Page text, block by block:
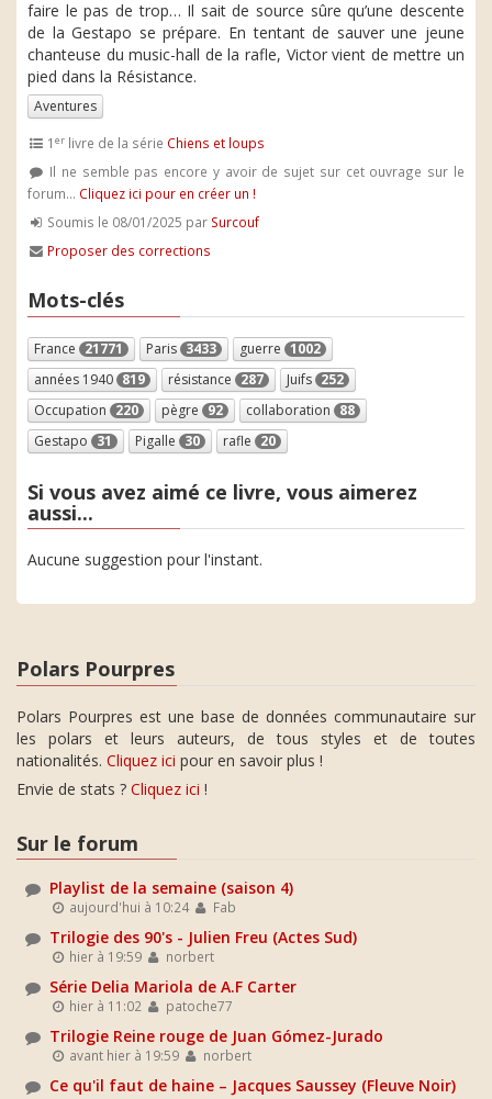
faire le pas de trop… Il sait de source sûre qu’une descente
de la Gestapo se prépare. En tentant de sauver une jeune
chanteuse du music-hall de la rafle, Victor vient de mettre un
pied dans la Résistance.
Aventures
1er livre de la série Chiens et loups
Il ne semble pas encore y avoir de sujet sur cet ouvrage sur le
forum... Cliquez ici pour en créer un !
Soumis le 08/01/2025 par Surcouf
Proposer des corrections
Mots-clés
France 21771 Paris 3433 guerre 1002
années 1940 819 résistance 287 Juifs 252
Occupation 220 pègre 92 collaboration 88
Gestapo 31 Pigalle 30 rafle 20
Si vous avez aimé ce livre, vous aimerez
aussi...
Aucune suggestion pour l'instant.
Polars Pourpres
Polars Pourpres est une base de données communautaire sur
les polars et leurs auteurs, de tous styles et de toutes
nationalités. Cliquez ici pour en savoir plus !
Envie de stats ? Cliquez ici !
Sur le forum
Playlist de la semaine (saison 4)
aujourd'hui à 10:24 Fab
Trilogie des 90's - Julien Freu (Actes Sud)
hier à 19:59 norbert
Série Delia Mariola de A.F Carter
hier à 11:02 patoche77
Trilogie Reine rouge de Juan Gómez-Jurado
avant hier à 19:59 norbert
Ce qu'il faut de haine – Jacques Saussey (Fleuve Noir)